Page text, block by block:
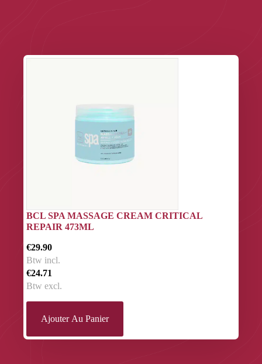
BCL SPA MASSAGE CREAM CRITICAL
REPAIR 473ML
€29.90
Btw incl.
€24.71
Btw excl.
Ajouter Au Panier